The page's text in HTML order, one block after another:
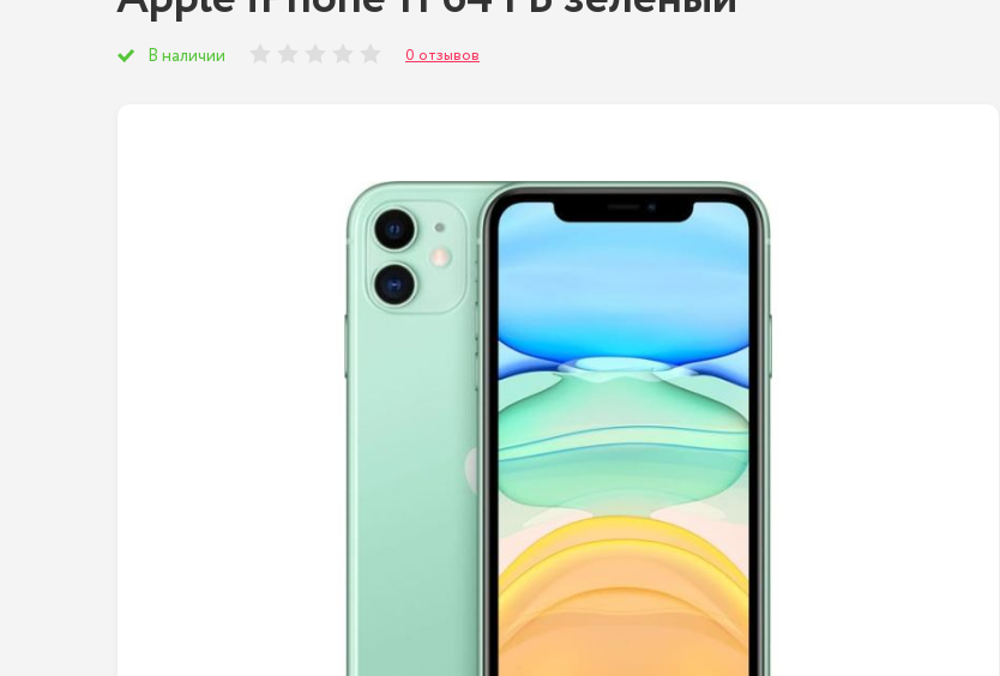
В наличии 0 отзывов